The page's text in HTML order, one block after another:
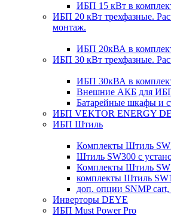
ИБП 15 кВт в
ИБП 20 кВт трехфазные.
монтаж.
ИБП 20кВА в
ИБП 30 кВт трехфазные.
ИБП 30кВА в
Внешние АКБ для
Батарейные шкафы и
ИБП VEKTOR ENERGY
ИБП Штиль
Комплекты Штиль
Штиль SW300 с
Комплекты Штиль
комплекты Штиль
доп. опции SNMP
Инверторы DEYE
ИБП Must Power Pro